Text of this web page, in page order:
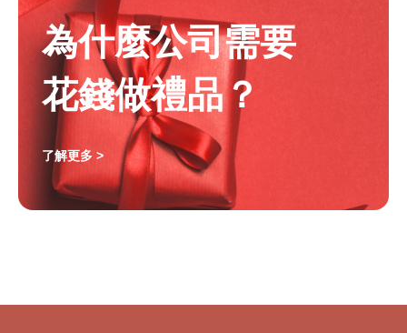
為什麼公司需要
花錢做禮品？
了解更多 >